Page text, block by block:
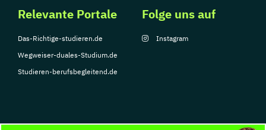
Relevante Portale
Das-Richtige-studieren.de
Wegweiser-duales-Studium.de
Studieren-berufsbegleitend.de
Folge uns auf
Instagram